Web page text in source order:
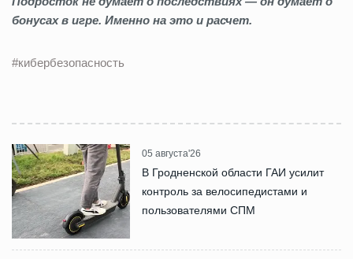
бонусах в игре. Именно на это и расчет.
#кибербезопасность
05 августа'26
В Гродненской области ГАИ усилит
контроль за велосипедистами и
пользователями СПМ